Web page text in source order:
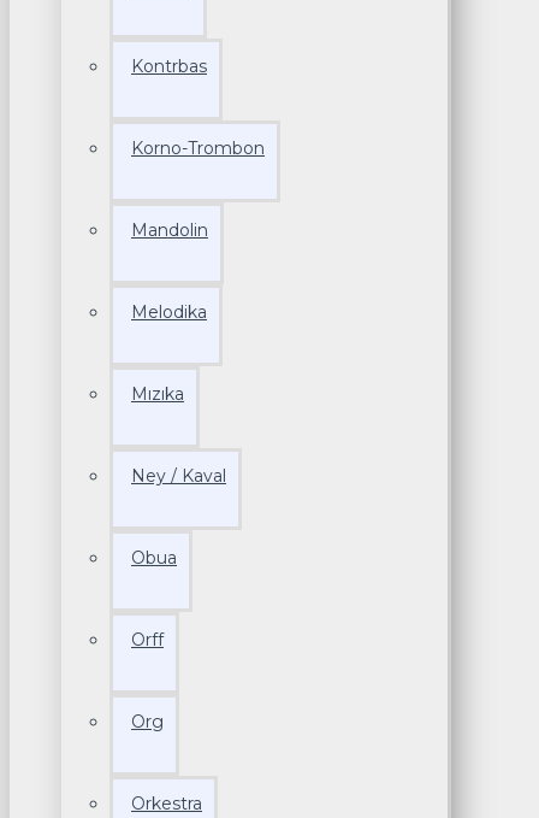
Kontrbas
Korno-Trombon
Mandolin
Melodika
Mızıka
Ney / Kaval
Obua
Orff
Org
Orkestra